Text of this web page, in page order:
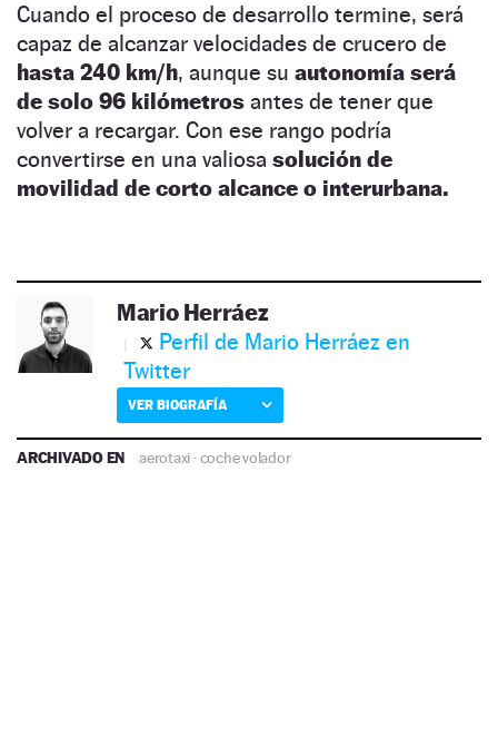
Cuando el proceso de desarrollo termine, será
capaz de alcanzar velocidades de crucero de
hasta 240 km/h, aunque su autonomía será
de solo 96 kilómetros antes de tener que
volver a recargar. Con ese rango podría
convertirse en una valiosa solución de
movilidad de corto alcance o interurbana.
Mario Herráez
Perfil de Mario Herráez en
Twitter
VER BIOGRAFÍA
ARCHIVADO EN aerotaxi ·coche volador